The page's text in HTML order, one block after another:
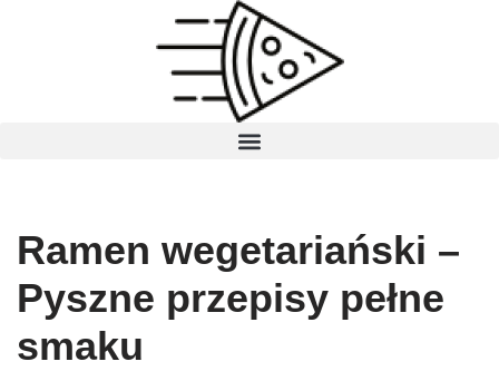
Ramen wegetariański –
Pyszne przepisy pełne
smaku